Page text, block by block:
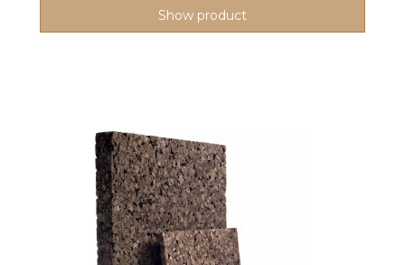
Show product